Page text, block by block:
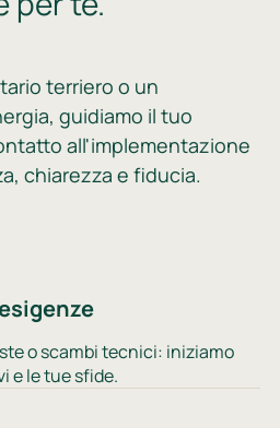
terriero o un
guidiamo il tuo
all'implementazione
chiarezza e fiducia.
o scambi tecnici: iniziamo
e le tue sfide.